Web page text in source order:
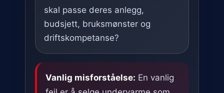
skal passe deres anlegg,
budsjett, bruksmønster og
driftskompetanse?
Vanlig misforståelse: En vanlig